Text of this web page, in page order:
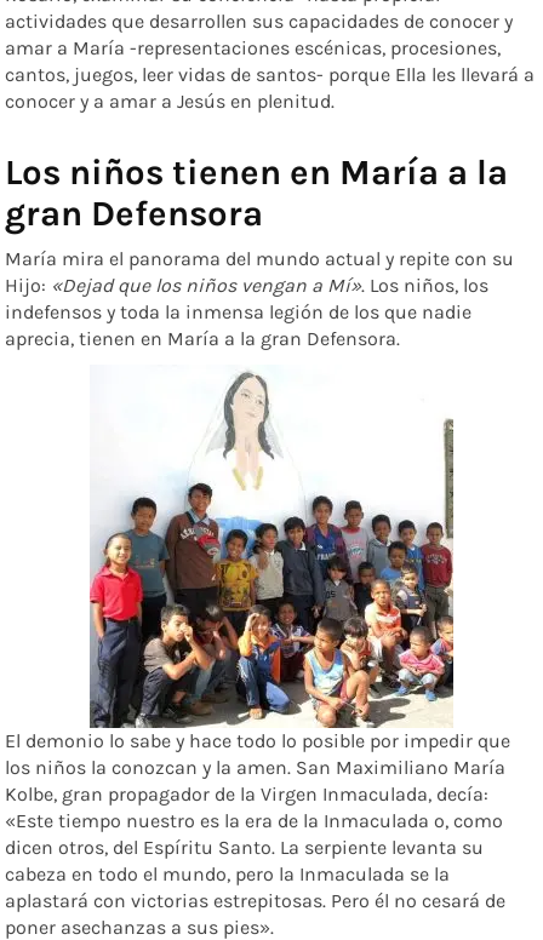
actividades que desarrollen sus capacidades de conocer y
amar a María -representaciones escénicas, procesiones,
cantos, juegos, leer vidas de santos- porque Ella les llevará a
conocer y a amar a Jesús en plenitud.
Los niños tienen en María a la
gran Defensora
María mira el panorama del mundo actual y repite con su
Hijo: «Dejad que los niños vengan a Mí». Los niños, los
indefensos y toda la inmensa legión de los que nadie
aprecia, tienen en María a la gran Defensora.
El demonio lo sabe y hace todo lo posible por impedir que
los niños la conozcan y la amen. San Maximiliano María
Kolbe, gran propagador de la Virgen Inmaculada, decía:
«Este tiempo nuestro es la era de la Inmaculada o, como
dicen otros, del Espíritu Santo. La serpiente levanta su
cabeza en todo el mundo, pero la Inmaculada se la
aplastará con victorias estrepitosas. Pero él no cesará de
poner asechanzas a sus pies».